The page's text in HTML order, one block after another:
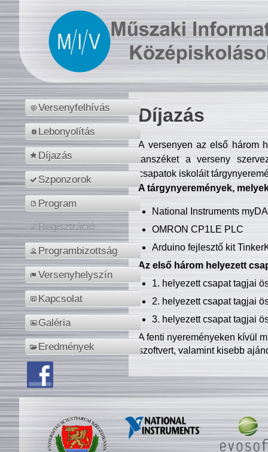
Versenyfelhívás
Lebonyolítás
Díjazás
Szponzorok
Program
Regisztráció
Programbizottság
Versenyhelyszín
Kapcsolat
Galéria
Eredmények
Díjazás
A versenyen az első három
tanszéket a verseny
csapatok iskoláit
A tárgynyeremények,
National Instruments
OMRON CP1LE PLC
Arduino fejlesztő kit
Az első három helyezett
1. helyezett csapat tagjai
2. helyezett csapat tagjai
3. helyezett csapat tagjai
A fenti nyereményeken kívül
szoftvert, valamint kisebb